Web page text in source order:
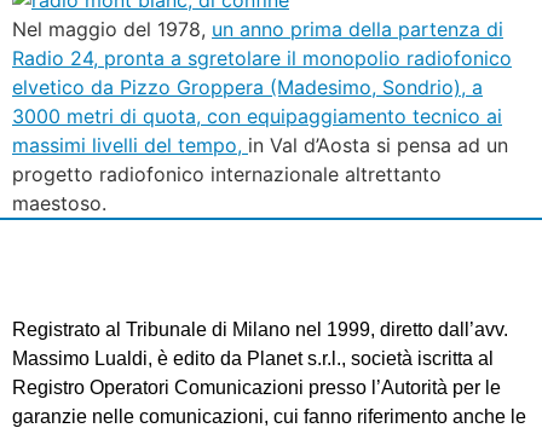
Nel maggio del 1978, un anno prima della partenza di
Radio 24, pronta a sgretolare il monopolio radiofonico
elvetico da Pizzo Groppera (Madesimo, Sondrio), a
3000 metri di quota, con equipaggiamento tecnico ai
massimi livelli del tempo, in Val d’Aosta si pensa ad un
progetto radiofonico internazionale altrettanto
maestoso.
Registrato al Tribunale di Milano nel 1999, diretto dall’avv.
Massimo Lualdi, è edito da Planet s.r.l., società iscritta al
Registro Operatori Comunicazioni presso l’Autorità per le
garanzie nelle comunicazioni, cui fanno riferimento anche le